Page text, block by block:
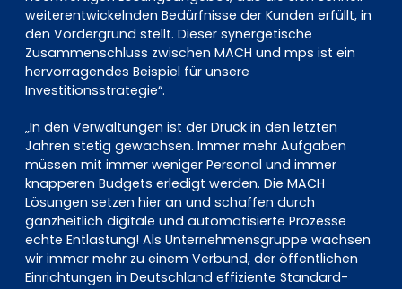
weiterentwickelnden Bedürfnisse der Kunden erfüllt, in
den Vordergrund stellt. Dieser synergetische
Zusammenschluss zwischen MACH und mps ist ein
hervorragendes Beispiel für unsere
Investitionsstrategie“.
„In den Verwaltungen ist der Druck in den letzten
Jahren stetig gewachsen. Immer mehr Aufgaben
müssen mit immer weniger Personal und immer
knapperen Budgets erledigt werden. Die MACH
Lösungen setzen hier an und schaffen durch
ganzheitlich digitale und automatisierte Prozesse
echte Entlastung! Als Unternehmensgruppe wachsen
wir immer mehr zu einem Verbund, der öffentlichen
Einrichtungen in Deutschland effiziente Standard-